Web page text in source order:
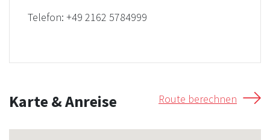
Telefon: +49 2162 5784999
Karte & Anreise Route berechnen